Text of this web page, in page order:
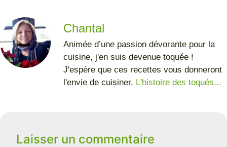
Chantal
Animée d’une passion dévorante pour la
cuisine, j'en suis devenue toquée !
J'espère que ces recettes vous donneront
l'envie de cuisiner. L'histoire des toqués...
Laisser un commentaire